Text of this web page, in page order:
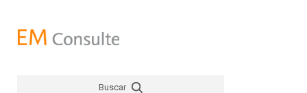
Buscar